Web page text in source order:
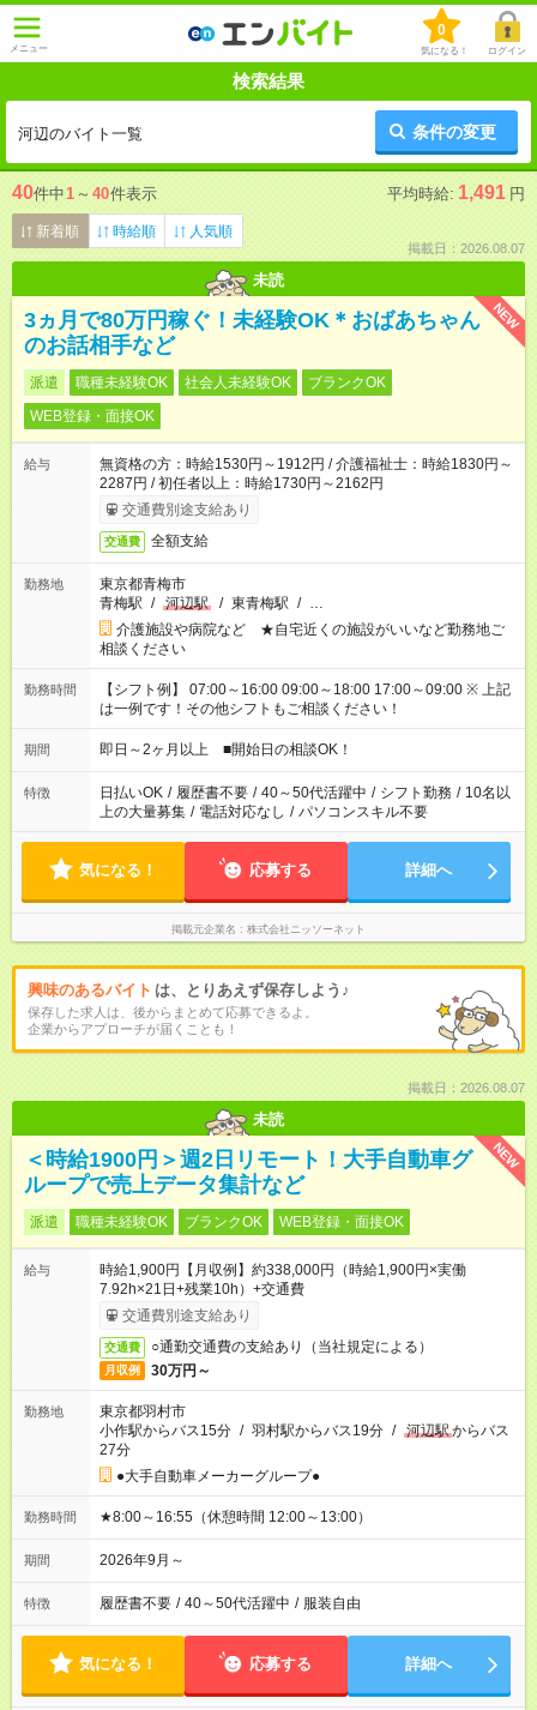
メニュー
0
気になる！ ログイン
検索結果
河辺のバイト一覧 条件の変更
40件中1 ～ 40件表示 平均時給: 1,491 円
新着順 時給順 人気順
掲載日：2026.08.07
未読
NEW
3ヵ月で80万円稼ぐ！未経験OK＊おばあちゃん
のお話相手など
派遣 職種未経験OK 社会人未経験OK
ブランクOK
WEB登録・面接OK
給与
無資格の方：時給1530円～1912円 / 介護福祉士：時給1830円～
2287円 / 初任者以上：時給1730円～2162円
交通費別途支給あり
交通費 全額支給
勤務地
東京都青梅市
青梅駅 / 河辺駅 / 東青梅駅 / …
介護施設や病院など ★自宅近くの施設がいいなど勤務地ご
相談ください
勤務時間
【シフト例】 07:00～16:00 09:00～18:00 17:00～09:00 ※ 上記
は一例です！その他シフトもご相談ください！
期間 即日～2ヶ月以上 ■開始日の相談OK！
特徴 日払いOK / 履歴書不要 / 40～50代活躍中 / シフト勤務 / 10名以
上の大量募集 / 電話対応なし / パソコンスキル不要
気になる！ 応募する 詳細へ
掲載元企業名 株式会社ニッソーネット
興味のあるバイト は、とりあえず保存しよう♪
保存した求人は、後からまとめて応募できるよ。
企業からアプローチが届くことも！
掲載日：2026.08.07
未読
NEW
＜時給1900円＞週2日リモート！大手自動車グ
ループで売上データ集計など
派遣 職種未経験OK ブランクOK WEB登録・面接OK
給与
時給1,900円【月収例】約338,000円（時給1,900円×実働
7.92h×21日+残業10h）+交通費
交通費別途支給あり
交通費 ○通勤交通費の支給あり（当社規定による）
月収例 30万円～
勤務地
東京都羽村市
小作駅からバス15分 / 羽村駅からバス19分 / 河辺駅からバス
27分
●大手自動車メーカーグループ●
勤務時間 ★8:00～16:55（休憩時間 12:00～13:00）
期間 2026年9月～
特徴 履歴書不要 / 40～50代活躍中 / 服装自由
気になる！ 応募する 詳細へ